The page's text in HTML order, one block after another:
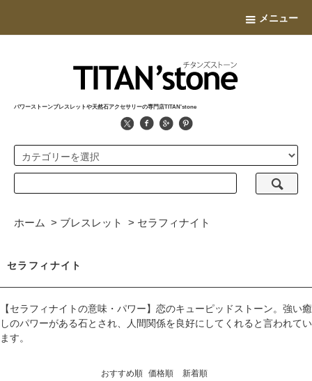
メニュー
パワーストーンブレスレットや天然石アクセサリーの専門店TITAN'stone
ホーム > ブレスレット > セラフィナイト
セラフィナイト
【セラフィナイトの意味・パワー】恋のキューピッドストーン。強い癒
しのパワーがある石とされ、人間関係を良好にしてくれると言われてい
ます。
おすすめ順 価格順 新着順